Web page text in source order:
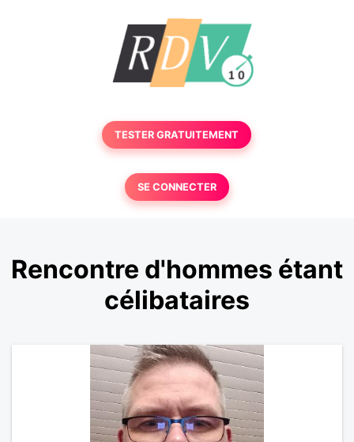
TESTER GRATUITEMENT
SE CONNECTER
Rencontre d'hommes étant
célibataires